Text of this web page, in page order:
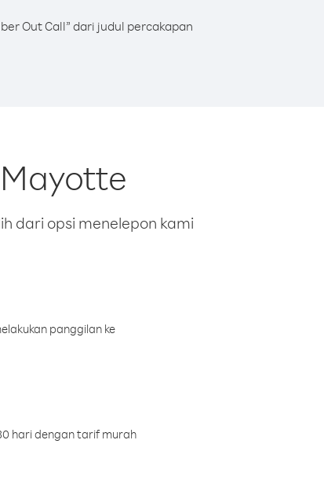
Out Call” dari judul percakapan
dari opsi menelepon kami
panggilan ke
hari dengan tarif murah